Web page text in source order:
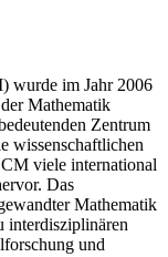
wurde im Jahr 2006
Mathematik
Zentrum
wissenschaftlichen
viele international
Das
Mathematik
interdisziplinären
und